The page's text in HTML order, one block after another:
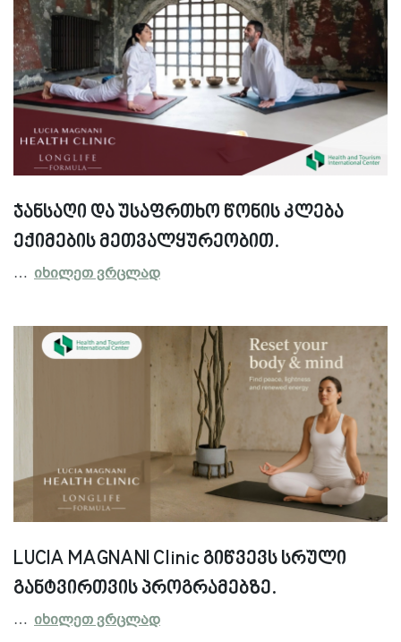
ჯანსაღი და უსაფრთხო წონის კლება
ექიმების მეთვალყურეობით.
… იხილეთ ვრცლად
LUCIA MAGNANI Clinic გიწვევს სრული
განტვირთვის პროგრამებზე.
… იხილეთ ვრცლად